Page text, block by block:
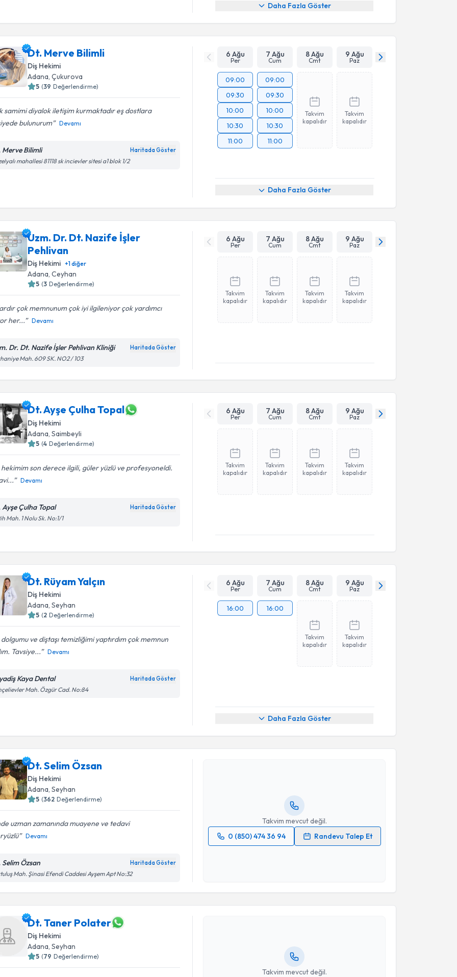
Daha Fazla Göster
Dt. Merve Bilimli
Diş Hekimi
Adana, Çukurova
5 (39 Değerlendirme)
samimi diyalok iletişim kurmaktadır eş dostlara
bulunurum
Devamı
Merve Bilimli Haritada Göster
mahallesi 81118 sk incievler sitesi a1 blok 1/2
6 Ağu
Per
7 Ağu
Cum
8 Ağu
Cmt
9 Ağu
Paz
09:00
09:30
10:00
10:30
11:00
09:00
09:30
10:00
10:30
11:00
Takvim
kapalıdır
Takvim
kapalıdır
Daha Fazla Göster
Uzm. Dr. Dt. Nazife İşler
Pehlivan
Diş Hekimi +1diğer
Adana , Ceyhan
5 (3 Değerlendirme)
çok memnunum çok iyi ilgileniyor çok yardımcı
her...
Devamı
Dr. Dt. Nazife İşler Pehlivan Kliniği Haritada Göster
Mah. 609 SK. NO2 / 103
6 Ağu
Per
7 Ağu
Cum
8 Ağu
Cmt
9 Ağu
Paz
Takvim
kapalıdır
Takvim
kapalıdır
Takvim
kapalıdır
Takvim
kapalıdır
Dt. Ayşe Çulha Topal
Diş Hekimi
Adana , Saimbeyli
5 (4 Değerlendirme)
hekimim son derece ilgili, güler yüzlü ve profesyoneldi.
Devamı
Ayşe Çulha Topal Haritada Göster
Mah. 1 Nolu Sk. No:1/1
6 Ağu
Per
7 Ağu
Cum
8 Ağu
Cmt
9 Ağu
Paz
Takvim
kapalıdır
Takvim
kapalıdır
Takvim
kapalıdır
Takvim
kapalıdır
Dt. Rüyam Yalçın
Diş Hekimi
Adana , Seyhan
5 (2 Değerlendirme)
dolgumu ve diştaşı temizliğimi yaptırdım çok memnun
Tavsiye...
Devamı
Kaya Dental Haritada Göster
Mah. Özgür Cad. No:84
6 Ağu
Per
7 Ağu
Cum
8 Ağu
Cmt
9 Ağu
Paz
16:00 16:00
Takvim
kapalıdır
Takvim
kapalıdır
Daha Fazla Göster
Dt. Selim Özsan
Diş Hekimi
Adana, Seyhan
5 (362 Değerlendirme)
uzman zamanında muayene ve tedavi
Devamı
Selim Özsan Haritada Göster
Mah. Şinasi Efendi Caddesi Ayşem Apt No:32
Takvim mevcut değil.
0 (850) 474 36 94
Randevu Talep Et
Randevu Takvimi Talebi
Dt. Selim Özsan
Takvim Talebini Gönder
Dt. Taner Polater
Diş Hekimi
Adana, Seyhan
5 (79 Değerlendirme)
Takvim mevcut değil.